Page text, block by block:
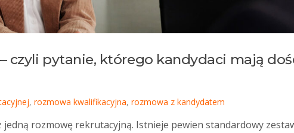
czyli pytanie, którego kandydaci mają
, rozmowa kwalifikacyjna, rozmowa z kandydatem
jedną rozmowę rekrutacyjną. Istnieje pewien standardowy